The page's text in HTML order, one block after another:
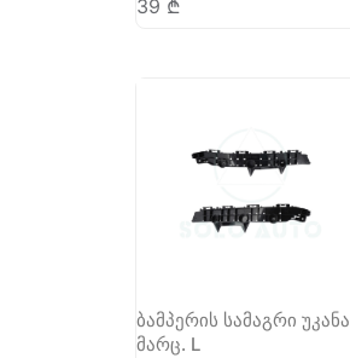
39 ₾
ბამპერის სამაგრი უკანა
მარც. L